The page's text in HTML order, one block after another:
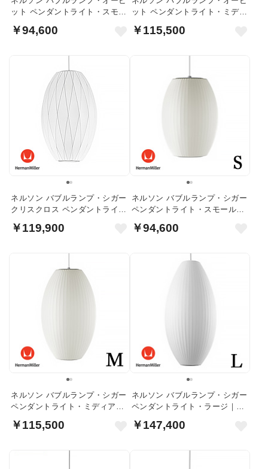
ット ペンダントライト・スモー
￥94,600
ット ペンダントライト・ミディ
￥115,500
ネルソン バブルランプ・シガー
クリスクロス ペンダントライト
￥119,900
ネルソン バブルランプ・シガー
ペンダントライト・スモール｜
￥94,600
ネルソン バブルランプ・シガー
ペンダントライト・ミディアム
￥115,500
ネルソン バブルランプ・シガー
ペンダントライト・ラージ｜ハ
￥147,400